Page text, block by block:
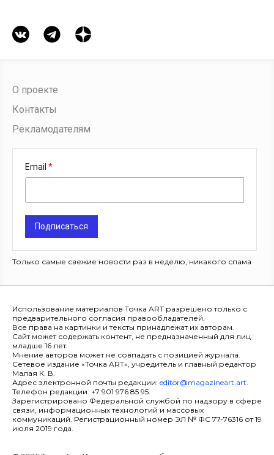
О проекте
Контакты
Рекламодателям
Email
Подписаться
Только самые свежие новости раз в неделю, никакого спама
Использование материалов Точка ART разрешено только с
предварительного согласия правообладателей.
Все права на картинки и тексты принадлежат их авторам.
Сайт может содержать контент, не предназначенный для лиц
младше 16 лет.
Мнение авторов может не совпадать с позицией журнала.
Сетевое издание «Точка ART», учредитель и главный редактор
Малая К. В.
Адрес электронной почты редакции: editor@magazineart.art.
Телефон редакции: +7 901 976 85 95.
Зарегистрировано Федеральной службой по надзору в сфере
связи, информационных технологий и массовых
коммуникаций. Регистрационный номер ЭЛ № ФС 77-76316 от 19
июля 2019 года.